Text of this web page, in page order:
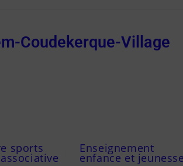
Coudekerque-Village
sports Enseignement
enfance et jeunesse